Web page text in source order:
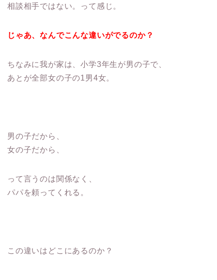
相談相手ではない。って感じ。
じゃあ、なんでこんな違いがでるのか？
ちなみに我が家は、小学3年生が男の子で、
あとが全部女の子の1男4女。
男の子だから、
女の子だから、
って言うのは関係なく、
パパを頼ってくれる。
この違いはどこにあるのか？